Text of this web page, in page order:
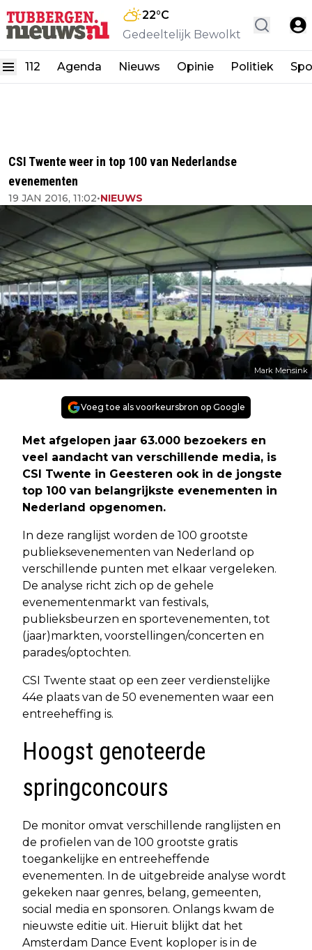
22°C
Gedeeltelijk Bewolkt
112 Agenda Nieuws Opinie Politiek
CSI Twente weer in top 100 van Nederlandse
evenementen
19 JAN 2016, 11:02•NIEUWS
Mark Mensink
Voeg toe als voorkeursbron op Google
Met afgelopen jaar 63.000 bezoekers en
veel aandacht van verschillende media, is
CSI Twente in Geesteren ook in de jongste
top 100 van belangrijkste evenementen in
Nederland opgenomen.
In deze ranglijst worden de 100 grootste
publieksevenementen van Nederland op
verschillende punten met elkaar vergeleken.
De analyse richt zich op de gehele
evenementenmarkt van festivals,
publieksbeurzen en sportevenementen, tot
(jaar)markten, voorstellingen/concerten en
parades/optochten.
CSI Twente staat op een zeer verdienstelijke
44e plaats van de 50 evenementen waar een
entreeheffing is.
Hoogst genoteerde
springconcours
De monitor omvat verschillende ranglijsten en
de profielen van de 100 grootste gratis
toegankelijke en entreeheffende
evenementen. In de uitgebreide analyse wordt
gekeken naar genres, belang, gemeenten,
social media en sponsoren. Onlangs kwam de
nieuwste editie uit. Hieruit blijkt dat het
Amsterdam Dance Event koploper is in de